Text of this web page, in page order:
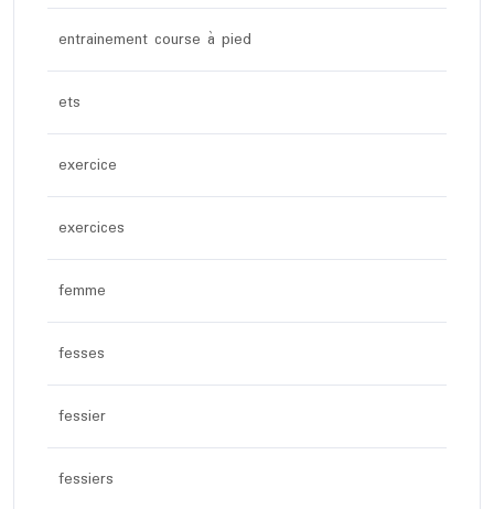
entrainement course à pied
ets
exercice
exercices
femme
fesses
fessier
fessiers